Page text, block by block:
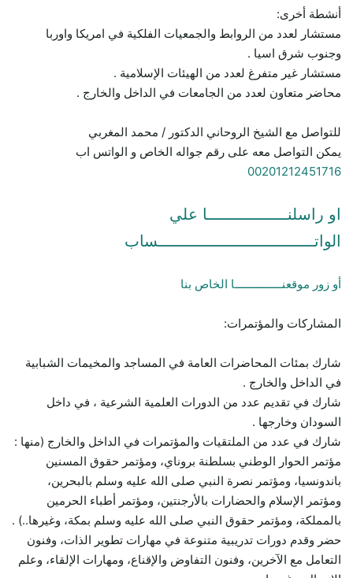
أنشطة أخرى:
مستشار لعدد من الروابط والجمعيات الفلكية في امريكا واوربا
وجنوب شرق اسيا .
مستشار غير متفرغ لعدد من الهيئات الإسلامية .
محاضر متعاون لعدد من الجامعات في الداخل والخارج .
للتواصل مع الشيخ الروحاني الدكتور / محمد المغربي
يمكن التواصل معه على رقم جواله الخاص و الواتس اب
00201212451716
او راسلنـــــــــــــــــا علي
الواتـــــــــــــــــــــــــــــــــساب
أو زور موقعنـــــــــــــــا الخاص بنا
المشاركات والمؤتمرات:
شارك بمئات المحاضرات العامة في المساجد والمخيمات الشبابية
في الداخل والخارج .
شارك في تقديم عدد من الدورات العلمية الشرعية ، في داخل
السودان وخارجها .
شارك في عدد من الملتقيات والمؤتمرات في الداخل والخارج (منها :
مؤتمر الحوار الوطني بسلطنة بروناي، ومؤتمر حقوق المسنين
باندونسيا، ومؤتمر نصرة النبي صلى الله عليه وسلم بالبحرين،
ومؤتمر الإسلام والحضارات بالأرجنتين، ومؤتمر أطباء الحرمين
بالمملكة، ومؤتمر حقوق النبي صلى الله عليه وسلم بمكة، وغيرها..) .
حضر وقدم دورات تدريبية متنوعة في مهارات تطوير الذات، وفنون
التعامل مع الآخرين، وفنون التفاوض والإقناع، ومهارات الإلقاء، وعلم